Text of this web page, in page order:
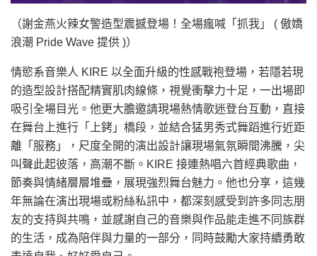
（謝金燕火辣女警造型震撼登場！全場瘋喊「抓我」 ( 傲嬌
浪潮 Pride Wave 提供 )）
情慾系音樂人 KIRE 以全面升級的性感戰袍登場，若隱若現
的造型設計搭配精實肌肉線條，視覺衝擊力十足，一出場即
吸引全場目光。他更大膽邀請現場熱情歌迷登台互動，直接
在舞台上進行「上銬」橋段，並結合猛男秀式舞蹈進行近距
離「服務」，尺度全開的演出設計讓現場氣氛瞬間沸騰，尖
叫聲此起彼落，高潮不斷。KIRE 接連熱唱六首經典歌曲，
節奏與情緒層層堆疊，展現強烈舞台魅力。他也分享，這幾
年無論在演出現場或粉絲私訊中，都深刻感受到許多同志朋
友的支持與共鳴，並感謝自己的音樂與作品能走進不同族群
的生活，成為陪伴與力量的一部分，同時鼓勵大家持續勇敢